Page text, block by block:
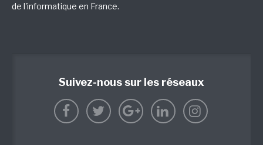
de l'informatique en France.
Suivez-nous sur les réseaux